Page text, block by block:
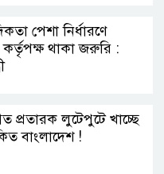
পেশা নির্ধারণে
থাকা জরুরি :
প্রতারক লুটেপুটে খাচ্ছে
বাংলাদেশ !